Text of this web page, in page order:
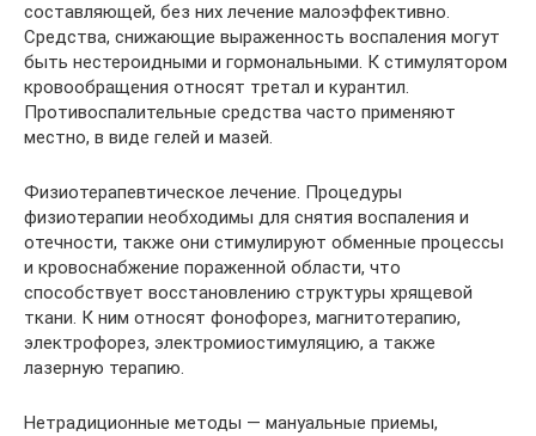
составляющей, без них лечение малоэффективно.
Средства, снижающие выраженность воспаления могут
быть нестероидными и гормональными. К стимулятором
кровообращения относят третал и курантил.
Противоспалительные средства часто применяют
местно, в виде гелей и мазей.
Физиотерапевтическое лечение. Процедуры
физиотерапии необходимы для снятия воспаления и
отечности, также они стимулируют обменные процессы
и кровоснабжение пораженной области, что
способствует восстановлению структуры хрящевой
ткани. К ним относят фонофорез, магнитотерапию,
электрофорез, электромиостимуляцию, а также
лазерную терапию.
Нетрадиционные методы — мануальные приемы,